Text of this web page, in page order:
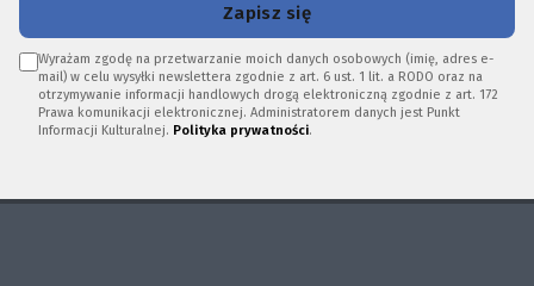
Zapisz się
Wyrażam zgodę na przetwarzanie moich danych osobowych (imię, adres e-
mail) w celu wysyłki newslettera zgodnie z art. 6 ust. 1 lit. a RODO oraz na
otrzymywanie informacji handlowych drogą elektroniczną zgodnie z art. 172
Prawa komunikacji elektronicznej. Administratorem danych jest Punkt
Informacji Kulturalnej. Polityka prywatności.